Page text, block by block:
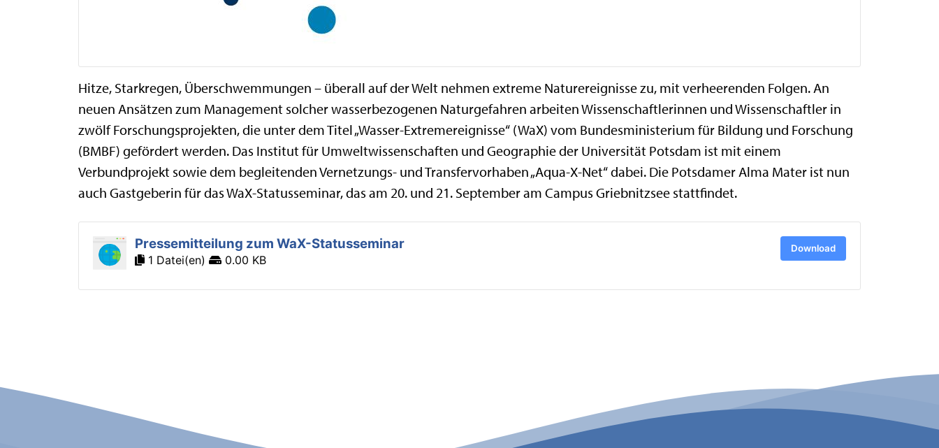
Hitze, Starkregen, Überschwemmungen – überall auf der Welt nehmen extreme Naturereignisse zu, mit verheerenden Folgen. An
neuen Ansätzen zum Management solcher wasserbezogenen Naturgefahren arbeiten Wissenschaftlerinnen und Wissenschaftler in
zwölf Forschungsprojekten, die unter dem Titel „Wasser-Extremereignisse“ (WaX) vom Bundesministerium für Bildung und Forschung
(BMBF) gefördert werden. Das Institut für Umweltwissenschaften und Geographie der Universität Potsdam ist mit einem
Verbundprojekt sowie dem begleitenden Vernetzungs- und Transfervorhaben „Aqua-X-Net“ dabei. Die Potsdamer Alma Mater ist nun
auch Gastgeberin für das WaX-Statusseminar, das am 20. und 21. September am Campus Griebnitzsee stattfindet.
Pressemitteilung zum WaX-Statusseminar
1 Datei(en) 0.00 KB
Download